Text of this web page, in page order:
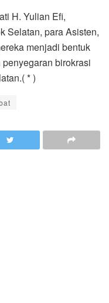
H. Yulian Efi,
Selatan, para Asisten,
menjadi bentuk
birokrasi
* )